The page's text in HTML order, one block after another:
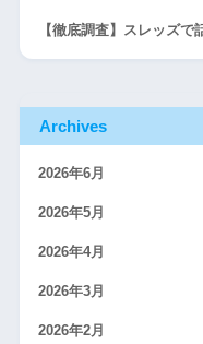
【徹底調査】スレッズ
Archives
2026年6月
2026年5月
2026年4月
2026年3月
2026年2月